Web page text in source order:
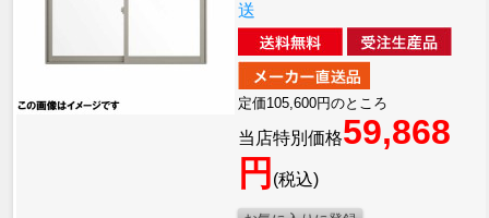
送
定価105,600円のところ
当店特別価格59,868
円 (税込)